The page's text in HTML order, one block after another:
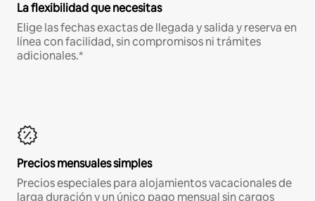
La flexibilidad que necesitas
Elige las fechas exactas de llegada y salida y reserva en
línea con facilidad, sin compromisos ni trámites
adicionales.*
Precios mensuales simples
Precios especiales para alojamientos vacacionales de
larga duración y un único pago mensual sin cargos